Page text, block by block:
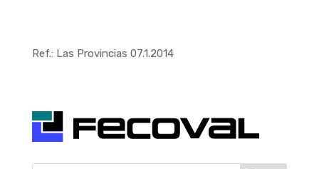
Ref.: Las Provincias 07.1.2014